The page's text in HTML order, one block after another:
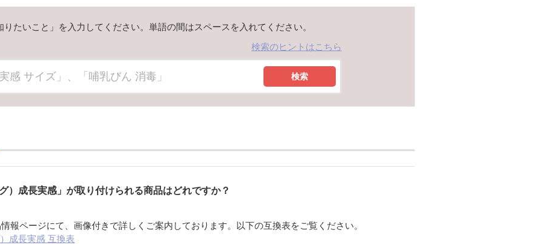
りたいこと」を入力してください。単語の間はスペースを入れてください。
検索のヒントはこちら
検索
）成長実感」が取り付けられる商品はどれですか？
報ページにて、画像付きで詳しくご案内しております。以下の互換表をご覧ください。
成長実感 互換表